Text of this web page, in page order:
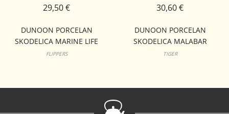
DUNOON PORCELAN
SKODELICA MARINE LIFE
CAIRNGORM
FLIPPERS
29,50 €
DUNOON PORCELAN
SKODELICA MALABAR
LOMOND
TIGER
30,60 €